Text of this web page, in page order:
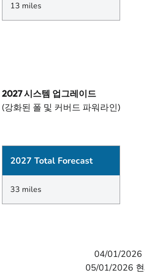
13 miles
2027 시스템 업그레이드
(강화된 폴 및 커버드 파워라인)
2027 Total Forecast
33 miles
04/01/2026
05/01/2026